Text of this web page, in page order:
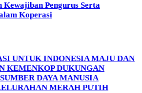
Kewajiban Pengurus Serta
Koperasi
UNTUK INDONESIA MAJU DAN
KEMENKOP DUKUNGAN
DAYA MANUSIA
MERAH PUTIH